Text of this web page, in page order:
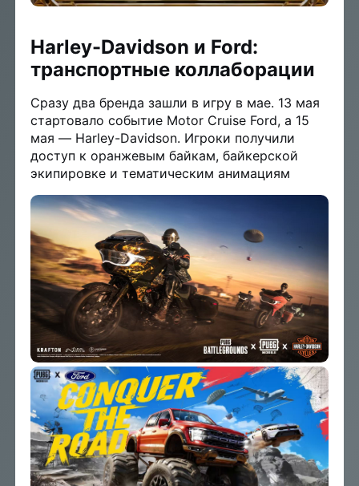
Harley-Davidson и Ford:
транспортные коллаборации
Сразу два бренда зашли в игру в мае. 13 мая
стартовало событие Motor Cruise Ford, а 15
мая — Harley-Davidson. Игроки получили
доступ к оранжевым байкам, байкерской
экипировке и тематическим анимациям